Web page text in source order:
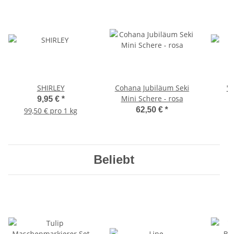
SHIRLEY
9,95 € *
99,50 € pro 1 kg
Cohana Jubiläum Seki
Mini Schere - rosa
62,50 € *
Beliebt